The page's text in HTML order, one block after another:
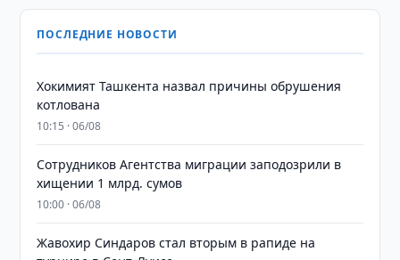
ПОСЛЕДНИЕ НОВОСТИ
Хокимият Ташкента назвал причины обрушения
котлована
10:15 · 06/08
Сотрудников Агентства миграции заподозрили в
хищении 1 млрд. сумов
10:00 · 06/08
Жавохир Синдаров стал вторым в рапиде на